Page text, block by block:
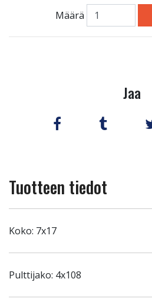
Määrä
Jaa
Tuotteen tiedot
Koko: 7x17
Pulttijako: 4x108